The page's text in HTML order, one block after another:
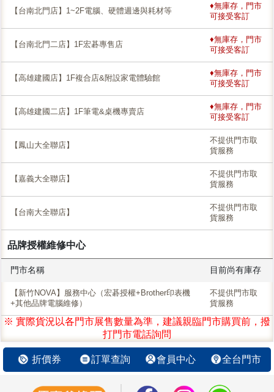
【台南北門店】1~2F電腦、硬體週邊與耗材等
♦無庫存，門市
可接受客訂
【台南北門二店】1F宏碁專售店
♦無庫存，門市
可接受客訂
【高雄建國店】1F複合店&附設家電體驗館
♦無庫存，門市
可接受客訂
【高雄建國二店】1F筆電&桌機專賣店
♦無庫存，門市
可接受客訂
【鳳山大全聯店】
不提供門市取
貨服務
【嘉義大全聯店】
不提供門市取
貨服務
【台南大全聯店】
不提供門市取
貨服務
品牌授權維修中心
門市名稱 目前尚有庫存
【新竹NOVA】服務中心（宏碁授權+Brother印表機
+其他品牌電腦維修）
不提供門市取
貨服務
※ 實際貨況以各門市展售數量為準，建議親臨門市購買前，撥
打門市電話詢問
折價券 訂單查詢 會員中心 全台門市